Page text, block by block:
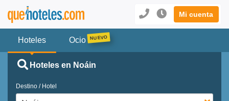
Mi cuenta
Hoteles Ocio
Hoteles en Noáin
Destino / Hotel